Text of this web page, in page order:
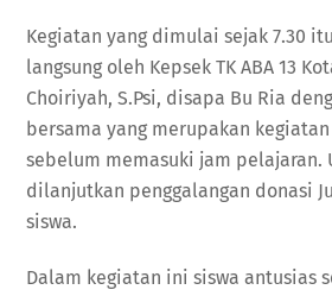
Kegiatan yang dimulai sejak 7.30
langsung oleh Kepsek TK ABA 13
Choiriyah, S.Psi, disapa Bu Ria
bersama yang merupakan
sebelum memasuki jam pelajaran.
dilanjutkan penggalangan donasi
siswa.
Dalam kegiatan ini siswa antusias